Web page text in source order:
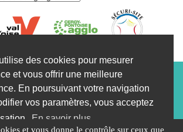
des cookies pour mesurer
et vous offrir une meilleure
En poursuivant votre navigation
vos paramètres, vous acceptez
En savoir plus
Contact Marché public
Infos légales Plan FAQ
Actualités Comité syndical
et vous donne le contrôle sur ceux que